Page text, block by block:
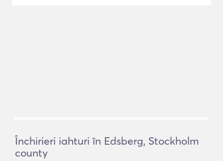
Închirieri iahturi în Edsberg, Stockholm
county